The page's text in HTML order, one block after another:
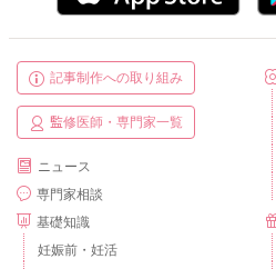
記事制作への取り組み
監修医師・専門家一覧
ニュース
専門家相談
基礎知識
妊娠前・妊活